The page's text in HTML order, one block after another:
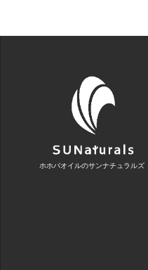
ホホバオイルのサンナチュラルズ